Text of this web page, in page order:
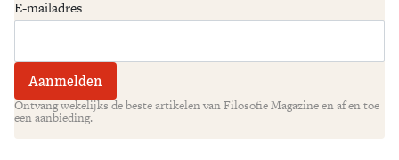
E-mailadres
Ontvang wekelijks de beste artikelen van Filosofie Magazine en af en toe
een aanbieding.